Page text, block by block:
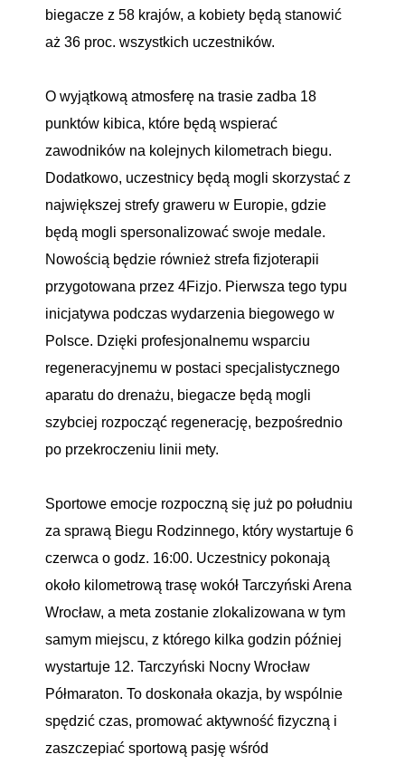
biegacze z 58 krajów, a kobiety będą stanowić
aż 36 proc. wszystkich uczestników.
O wyjątkową atmosferę na trasie zadba 18
punktów kibica, które będą wspierać
zawodników na kolejnych kilometrach biegu.
Dodatkowo, uczestnicy będą mogli skorzystać z
największej strefy graweru w Europie, gdzie
będą mogli spersonalizować swoje medale.
Nowością będzie również strefa fizjoterapii
przygotowana przez 4Fizjo. Pierwsza tego typu
inicjatywa podczas wydarzenia biegowego w
Polsce. Dzięki profesjonalnemu wsparciu
regeneracyjnemu w postaci specjalistycznego
aparatu do drenażu, biegacze będą mogli
szybciej rozpocząć regenerację, bezpośrednio
po przekroczeniu linii mety.
Sportowe emocje rozpoczną się już po południu
za sprawą Biegu Rodzinnego, który wystartuje 6
czerwca o godz. 16:00. Uczestnicy pokonają
około kilometrową trasę wokół Tarczyński Arena
Wrocław, a meta zostanie zlokalizowana w tym
samym miejscu, z którego kilka godzin później
wystartuje 12. Tarczyński Nocny Wrocław
Półmaraton. To doskonała okazja, by wspólnie
spędzić czas, promować aktywność fizyczną i
zaszczepiać sportową pasję wśród